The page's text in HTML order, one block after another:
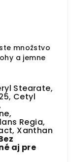
množstvo
a jemne
Stearate,
Cetyl
Regia,
Xanthan
aj pre